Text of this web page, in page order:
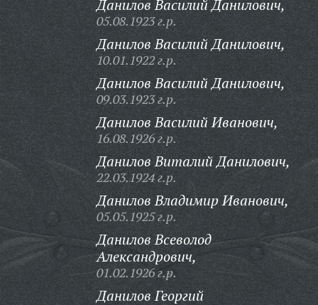
Данилов Василий Данилович,
05.08.1923 г.р.
Данилов Василий Данилович,
10.01.1922 г.р.
Данилов Василий Данилович,
09.03.1923 г.р.
Данилов Василий Иванович,
16.08.1926 г.р.
Данилов Виталий Данилович,
22.03.1924 г.р.
Данилов Владимир Иванович,
05.05.1925 г.р.
Данилов Всеволод
Александрович,
01.02.1926 г.р.
Данилов Георгий